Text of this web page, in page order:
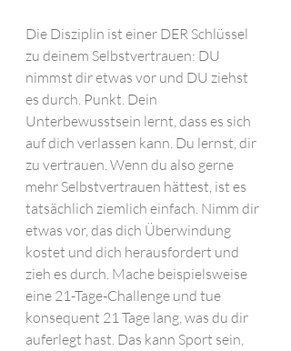
Die Disziplin ist einer DER Schlüssel
zu deinem Selbstvertrauen: DU
nimmst dir etwas vor und DU ziehst
es durch. Punkt. Dein
Unterbewusstsein lernt, dass es sich
auf dich verlassen kann. Du lernst, dir
zu vertrauen. Wenn du also gerne
mehr Selbstvertrauen hättest, ist es
tatsächlich ziemlich einfach. Nimm dir
etwas vor, das dich Überwindung
kostet und dich herausfordert und
zieh es durch. Mache beispielsweise
eine 21-Tage-Challenge und tue
konsequent 21 Tage lang, was du dir
auferlegt hast. Das kann Sport sein,